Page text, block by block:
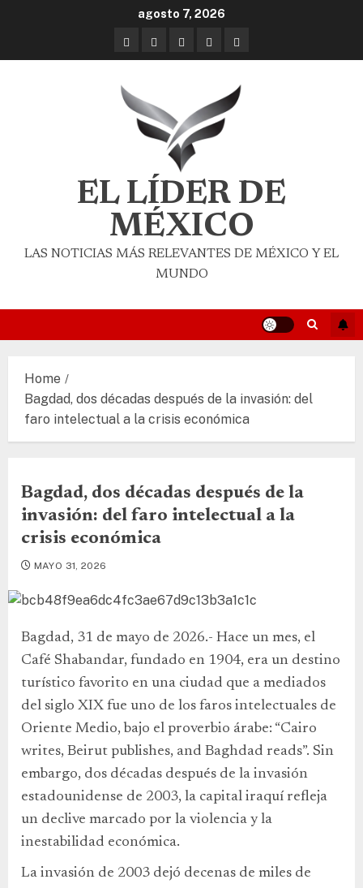
agosto 7, 2026
EL LÍDER DE
MÉXICO
LAS NOTICIAS MÁS RELEVANTES DE MÉXICO Y EL
MUNDO
Home
Bagdad, dos décadas después de la invasión: del
faro intelectual a la crisis económica
Bagdad, dos décadas después de la
invasión: del faro intelectual a la
crisis económica
MAYO 31, 2026
Bagdad, 31 de mayo de 2026.- Hace un mes, el
Café Shabandar, fundado en 1904, era un destino
turístico favorito en una ciudad que a mediados
del siglo XIX fue uno de los faros intelectuales de
Oriente Medio, bajo el proverbio árabe: “Cairo
writes, Beirut publishes, and Baghdad reads”. Sin
embargo, dos décadas después de la invasión
estadounidense de 2003, la capital iraquí refleja
un declive marcado por la violencia y la
inestabilidad económica.
La invasión de 2003 dejó decenas de miles de